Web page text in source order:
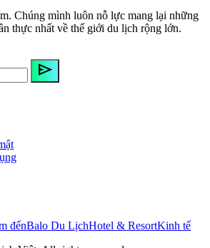
Chúng mình luôn nỗ lực mang lại những
thực nhất về thế giới du lịch rộng lớn.
send
đếnBalo Du LịchHotel & ResortKinh tế